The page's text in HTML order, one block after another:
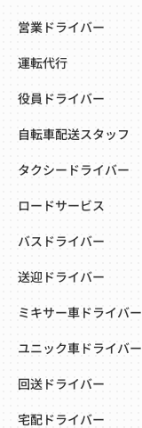
営業ドライバー
運転代行
役員ドライバー
自転車配送スタッフ
タクシードライバー
ロードサービス
バスドライバー
送迎ドライバー
ミキサー車ドライバー
ユニック車ドライバー
回送ドライバー
宅配ドライバー